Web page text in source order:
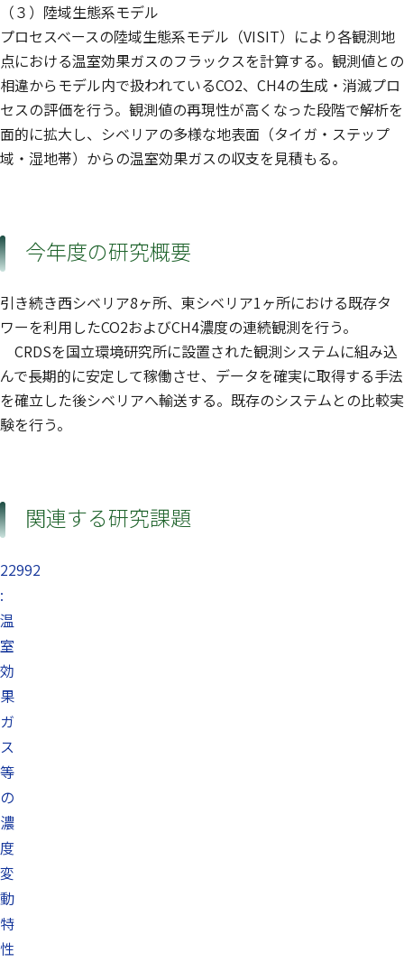
（３）陸域生態系モデル
プロセスベースの陸域生態系モデル（VISIT）により各観測地
点における温室効果ガスのフラックスを計算する。観測値との
相違からモデル内で扱われているCO2、CH4の生成・消滅プロ
セスの評価を行う。観測値の再現性が高くなった段階で解析を
面的に拡大し、シベリアの多様な地表面（タイガ・ステップ
域・湿地帯）からの温室効果ガスの収支を見積もる。
今年度の研究概要
引き続き西シベリア8ヶ所、東シベリア1ヶ所における既存タ
ワーを利用したCO2およびCH4濃度の連続観測を行う。
CRDSを国立環境研究所に設置された観測システムに組み込
んで長期的に安定して稼働させ、データを確実に取得する手法
を確立した後シベリアへ輸送する。既存のシステムとの比較実
験を行う。
関連する研究課題
22992
:
温
室
効
果
ガ
ス
等
の
濃
度
変
動
特
性